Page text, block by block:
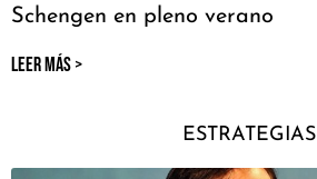
Schengen en pleno verano
LEER MÁS >
ESTRATEGIAS